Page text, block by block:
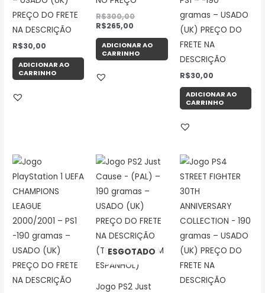
PREÇO DO FRETE
NA DESCRIÇÃO
R$30,00
ADICIONAR AO
CARRINHO
R$300,00
R$265,00
ADICIONAR AO
CARRINHO
gramas – USADO
(UK) PREÇO DO
FRETE NA
DESCRIÇÃO
R$30,00
ADICIONAR AO
CARRINHO
ESGOTADO
Jogo PS2 Just